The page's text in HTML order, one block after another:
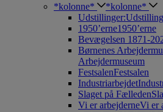
*kolonne*
*kolonne*
Udstillinger:
1950’erne1950’erne
Bevægelsen 1871-
Børnenes
Arbejdermuseum
FestsalenFestsalen
Industriarbejdet
Slaget på Fælleden
Vi er arbejderneVi er